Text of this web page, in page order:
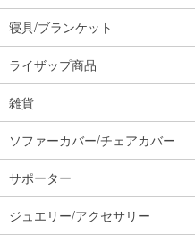
寝具/ブランケット
ライザップ商品
雑貨
ソファーカバー/チェアカバー
サポーター
ジュエリー/アクセサリー